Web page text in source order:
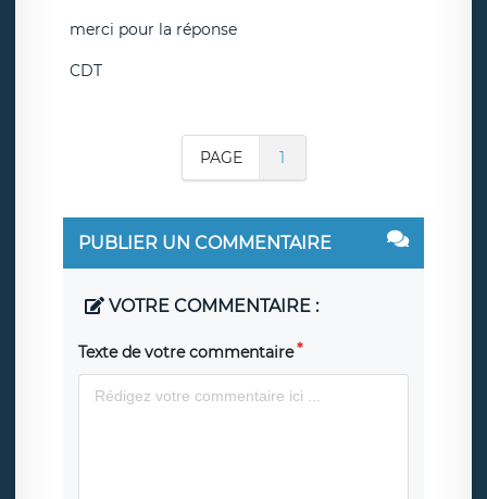
merci pour la réponse
CDT
PAGE 1
PUBLIER UN COMMENTAIRE
VOTRE COMMENTAIRE :
Texte de votre commentaire